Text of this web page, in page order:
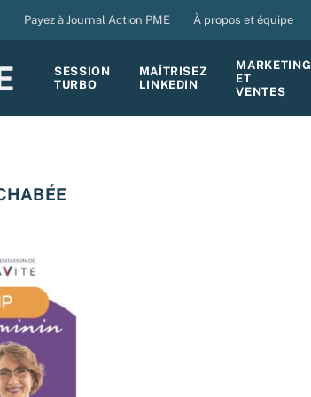
Payez à Journal Action PME À propos et équipe
SESSION
TURBO
MAÎTRISEZ
LINKEDIN
MARKETING
ET
VENTES